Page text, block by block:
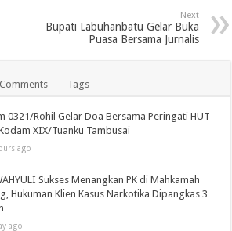
Next
Bupati Labuhanbatu Gelar Buka
Puasa Bersama Jurnalis
Comments Tags
0321/Rohil Gelar Doa Bersama Peringati HUT
XIX/Tuanku Tambusai
ago
Sukses Menangkan PK di Mahkamah
Hukuman Klien Kasus Narkotika Dipangkas 3
ago